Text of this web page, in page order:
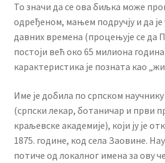
То значи да се ова биљка може
одређеном, мањем подручју и да је
давних времена (процењује се да
постоји већ око 65 милиона
карактеристика је позната као
Име је добила по српском
(српски лекар, ботаничар и први
краљевске академије), који ју је
1875. године, код села Заовине.
потиче од локалног имена за ову